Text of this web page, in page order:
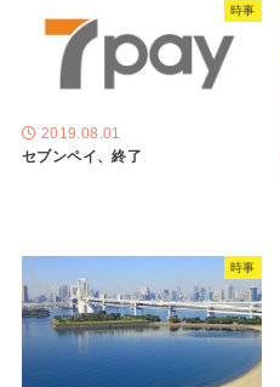
時事
2019.08.01
セブンペイ、終了
時事